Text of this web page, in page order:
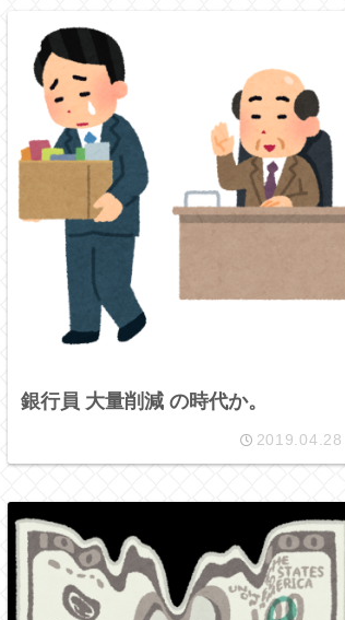
銀行員 大量削減 の時代か。
2019.04.28